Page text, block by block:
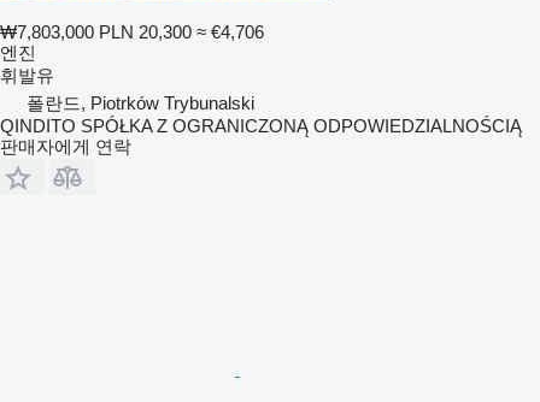
₩7,803,000 PLN 20,300 ≈ €4,706
엔진
휘발유
폴란드, Piotrków Trybunalski
QINDITO SPÓŁKA Z OGRANICZONĄ ODPOWIEDZIALNOŚCIĄ
판매자에게 연락